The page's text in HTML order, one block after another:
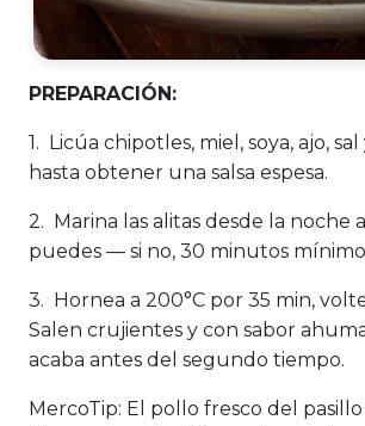
PREPARACIÓN:
1. Licúa chipotles, miel, soya, ajo,
hasta obtener una salsa espesa.
2. Marina las alitas desde la noche
puedes — si no, 30 minutos
3. Hornea a 200°C por 35 min,
Salen crujientes y con sabor
acaba antes del segundo tiempo.
MercoTip: El pollo fresco del